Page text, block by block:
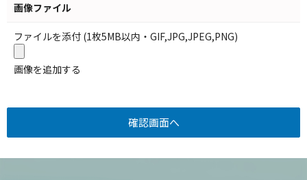
画像ファイル
ファイルを添付 (1枚5MB以内・GIF,JPG,JPEG,PNG)
画像を追加する